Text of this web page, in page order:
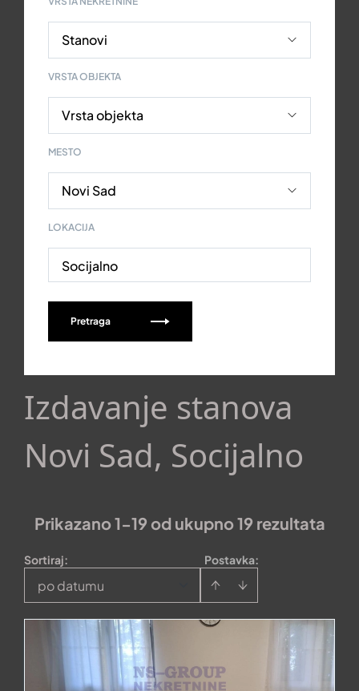
VRSTA OBJEKTA
MESTO
LOKACIJA
Socijalno
Pretraga
Izdavanje stanova
Novi Sad, Socijalno
Prikazano 1-19 od ukupno 19 rezultata
Postavka:
Sortiraj:
po datumu